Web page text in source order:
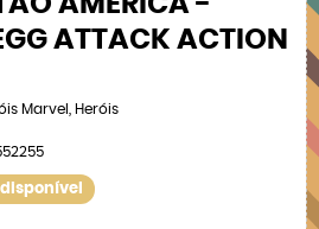
ATTACK ACTION
Marvel
Heróis